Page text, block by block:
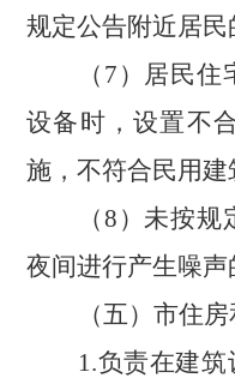
规定公告附近居民
（ 7）居民住
设备时，设置不
施，不符合民用
（8）未按规
夜间进行产生噪声
（五）市住
1.负责在建